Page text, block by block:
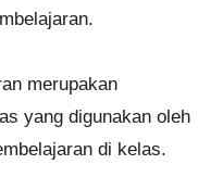
merupakan
yang digunakan oleh
di kelas.